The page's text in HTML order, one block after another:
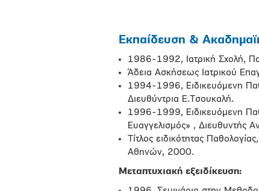
Εκπαίδευση &
1986-1992, Ιατρική Σχολή,
Άδεια Ασκήσεως Ιατρικού
1994-1996, Ειδικευόμενη
Διευθύντρια Ε.Τσουκαλή.
1996-1999, Ειδικευόμενη
Ευαγγελισμός» , Διευθυντής
Τίτλος ειδικότητας
Αθηνών, 2000.
Μεταπτυχιακή εξειδίκευση: